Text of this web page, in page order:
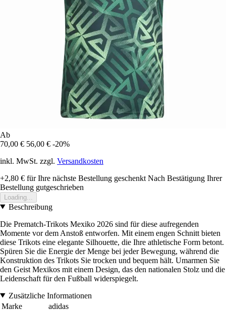
Ab
70,00 € 56,00 € -20%
inkl. MwSt. zzgl. Versandkosten
+2,80 € für Ihre nächste Bestellung geschenkt Nach Bestätigung Ihrer
Bestellung gutgeschrieben
Loading...
Beschreibung
Die Prematch-Trikots Mexiko 2026 sind für diese aufregenden
Momente vor dem Anstoß entworfen. Mit einem engen Schnitt bieten
diese Trikots eine elegante Silhouette, die Ihre athletische Form betont.
Spüren Sie die Energie der Menge bei jeder Bewegung, während die
Konstruktion des Trikots Sie trocken und bequem hält. Umarmen Sie
den Geist Mexikos mit einem Design, das den nationalen Stolz und die
Leidenschaft für den Fußball widerspiegelt.
Zusätzliche Informationen
Marke
adidas